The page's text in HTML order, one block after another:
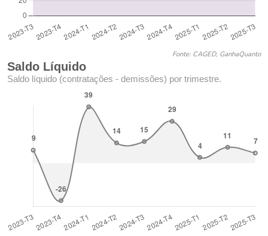
Fonte: CAGED, GanhaQuanto
Saldo Líquido
Saldo líquido (contratações - demissões) por trimestre.